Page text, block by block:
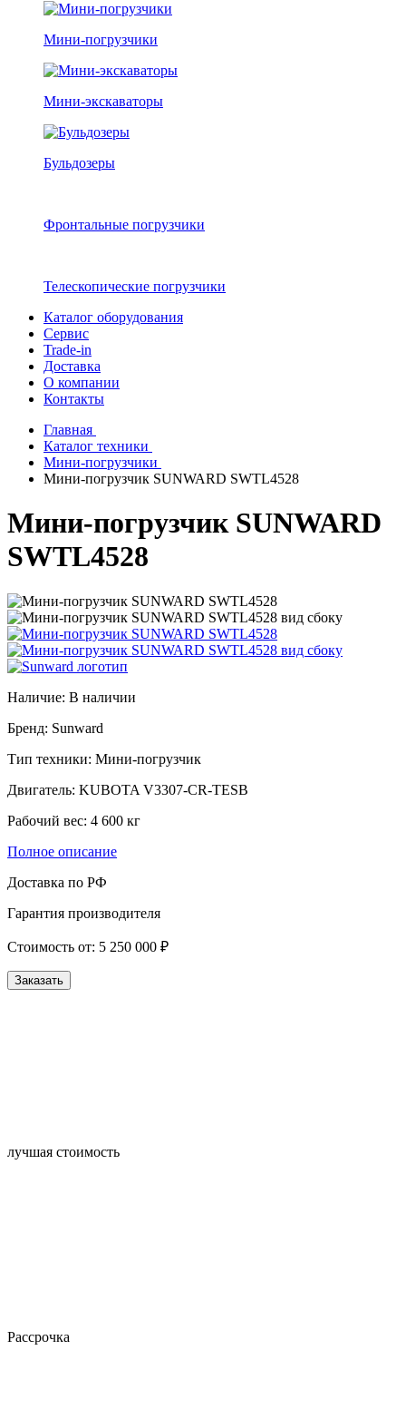
Мини-погрузчики
Мини-экскаваторы
Бульдозеры
Фронтальные погрузчики
Телескопические погрузчики
Каталог оборудования
Сервис
Trade-in
Доставка
О компании
Контакты
Главная
Каталог техники
Мини-погрузчики
Мини-погрузчик SUNWARD SWTL4528
Мини-погрузчик SUNWARD
SWTL4528
Наличие: В наличии
Бренд: Sunward
Тип техники: Мини-погрузчик
Двигатель: KUBOTA V3307-CR-TESB
Рабочий вес: 4 600 кг
Полное описание
Доставка по РФ
Гарантия производителя
Стоимость от: 5 250 000 ₽
Заказать
лучшая стоимость
Рассрочка